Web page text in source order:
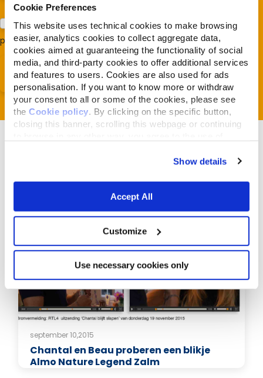
Cookie Preferences
This website uses technical cookies to make browsing
easier, analytics cookies to collect aggregate data,
cookies aimed at guaranteeing the functionality of social
media, and third-party cookies to offer additional services
and features to users. Cookies are also used for ads
personalisation. If you want to know more or withdraw
your consent to all or some of the cookies, please see
the Cookie policy . By clicking on the specific button,
closing this banner, scrolling this webpage or continuing
Show details
Accept All
Customize
Use necessary cookies only
Acconsento al trattamento dei miei dati e dichiaro di aver
preso visione dellaPrivacy Policy*
Gerelateerde artikelen
september 10,2015
Chantal en Beau proberen een blikje
Almo Nature Legend Zalm